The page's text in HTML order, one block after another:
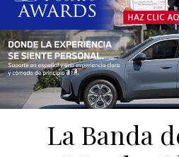
La Banda